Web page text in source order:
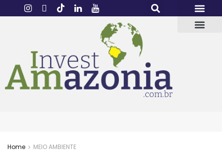
Home MEIO AMBIENTE